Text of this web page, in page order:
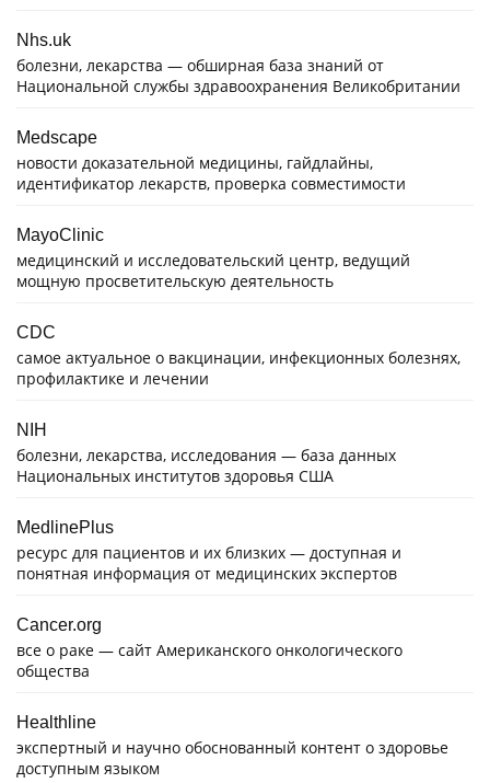
Nhs.uk
болезни, лекарства — обширная база знаний от
Национальной службы здравоохранения Великобритании
Medscape
новости доказательной медицины, гайдлайны,
идентификатор лекарств, проверка совместимости
MayoClinic
медицинский и исследовательский центр, ведущий
мощную просветительскую деятельность
CDC
самое актуальное о вакцинации, инфекционных болезнях,
профилактике и лечении
NIH
болезни, лекарства, исследования — база данных
Национальных институтов здоровья США
MedlinePlus
ресурс для пациентов и их близких — доступная и
понятная информация от медицинских экспертов
Cancer.org
все о раке — сайт Американского онкологического
общества
Healthline
экспертный и научно обоснованный контент о здоровье
доступным языком